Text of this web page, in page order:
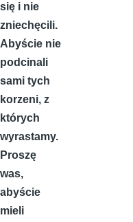
się i nie
zniechęcili.
Abyście nie
podcinali
sami tych
korzeni, z
których
wyrastamy.
Proszę
was,
abyście
mieli